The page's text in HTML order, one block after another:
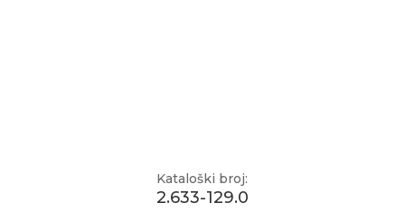
Kataloški broj:
2.633-129.0